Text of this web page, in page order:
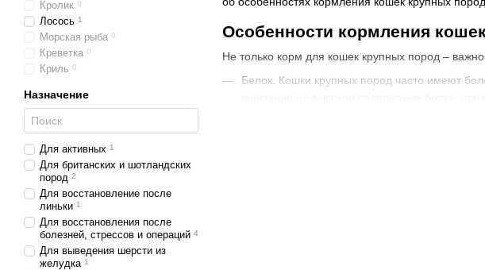
Особенности кормления
Не только корм для кошек крупных пород –
Белок. Кошки крупных пород часто имеют
Кролик 0
Лосось 1
Морская рыба 0
Креветка 0
Криль 0
Назначение
Для активных 1
Для британских и шотландских
пород 2
Для восстановление после
линьки 1
Для восстановления после
болезней, стрессов и операций 4
Для выведения шерсти из
желудка 1